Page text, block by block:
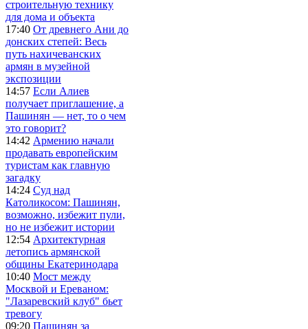
строительную технику
для дома и объекта
17:40 От древнего Ани до
донских степей: Весь
путь нахичеванских
армян в музейной
экспозиции
14:57 Если Алиев
получает приглашение, а
Пашинян — нет, то о чем
это говорит?
14:42 Армению начали
продавать европейским
туристам как главную
загадку
14:24 Суд над
Католикосом: Пашинян,
возможно, избежит пули,
но не избежит истории
12:54 Архитектурная
летопись армянской
общины Екатеринодара
10:40 Мост между
Москвой и Ереваном:
"Лазаревский клуб" бьет
тревогу
09:20 Пашинян за